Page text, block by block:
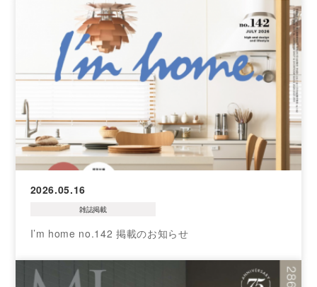
2026.05.16
雑誌掲載
I’m home no.142 掲載のお知らせ